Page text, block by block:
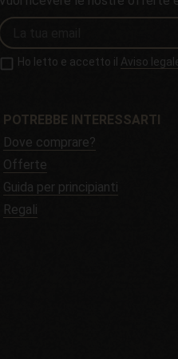
Ho letto e accetto il Aviso
POTREBBE INTERESSARTI
Dove comprare?
Offerte
Guida per principianti
Regali